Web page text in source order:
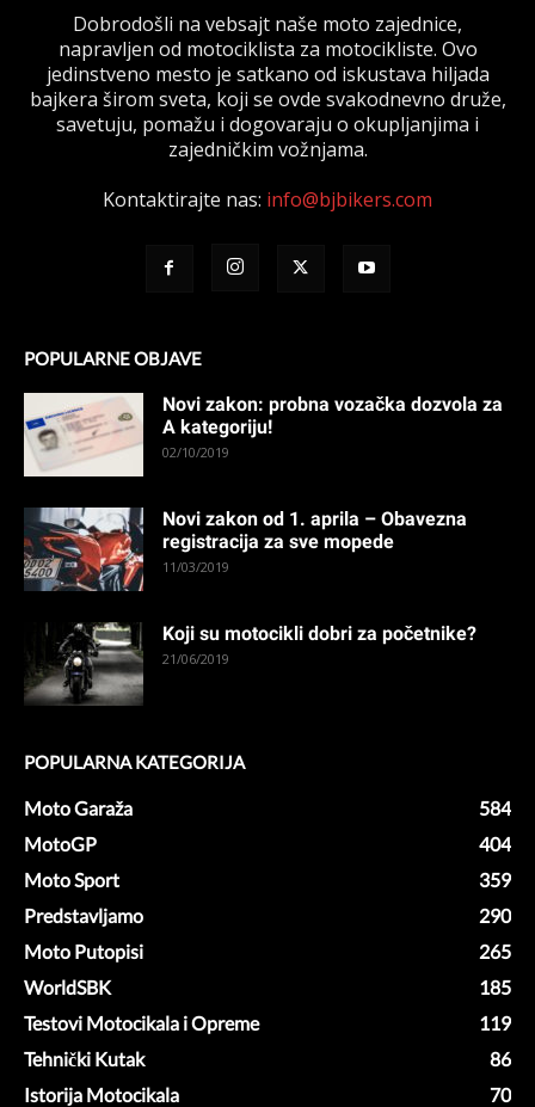
Dobrodošli na vebsajt naše moto zajednice,
napravljen od motociklista za motocikliste. Ovo
jedinstveno mesto je satkano od iskustava hiljada
bajkera širom sveta, koji se ovde svakodnevno druže,
savetuju, pomažu i dogovaraju o okupljanjima i
zajedničkim vožnjama.
Kontaktirajte nas: info@bjbikers.com
POPULARNE OBJAVE
Novi zakon: probna vozačka dozvola za
A kategoriju!
02/10/2019
Novi zakon od 1. aprila – Obavezna
registracija za sve mopede
11/03/2019
Koji su motocikli dobri za početnike?
21/06/2019
POPULARNA KATEGORIJA
Moto Garaža
584
MotoGP
404
Moto Sport
359
Predstavljamo
290
Moto Putopisi
265
WorldSBK
185
Testovi Motocikala i Opreme
119
Tehnički Kutak
86
Istorija Motocikala
70